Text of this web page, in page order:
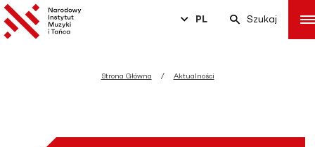
PL Szukaj
Strona Główna Aktualności